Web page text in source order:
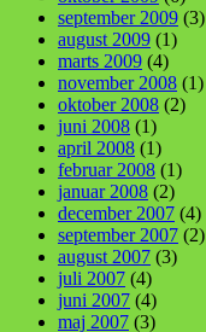
september 2009 (3)
august 2009 (1)
marts 2009 (4)
november 2008 (1)
oktober 2008 (2)
juni 2008 (1)
april 2008 (1)
februar 2008 (1)
januar 2008 (2)
december 2007 (4)
september 2007 (2)
august 2007 (3)
juli 2007 (4)
juni 2007 (4)
maj 2007 (3)